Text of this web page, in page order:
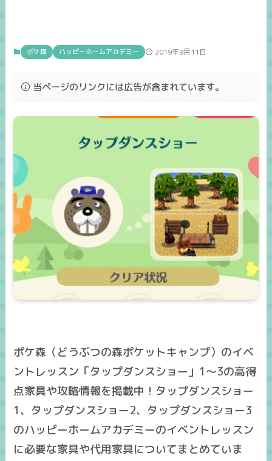
ポケ森 ハッピーホームアカデミー 2019年9月11日
当ページのリンクには広告が含まれています。
ポケ森（どうぶつの森ポケットキャンプ）のイベ
ントレッスン「タップダンスショー」1～3の高得
点家具や攻略情報を掲載中！タップダンスショー
1、タップダンスショー2、タップダンスショー3
のハッピーホームアカデミーのイベントレッスン
に必要な家具や代用家具についてまとめていま